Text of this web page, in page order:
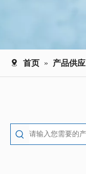
首页 » 产品供应